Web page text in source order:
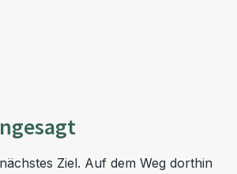
Ziel. Auf dem Weg dorthin